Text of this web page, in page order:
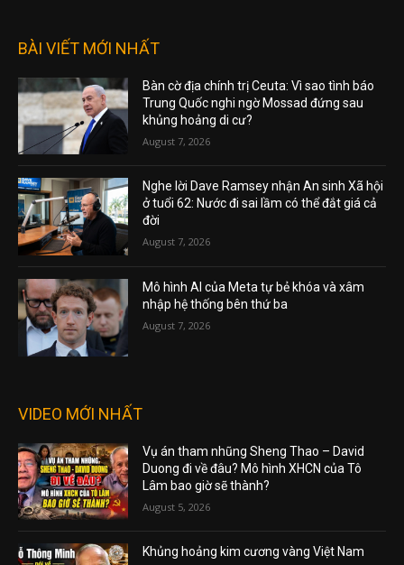
BÀI VIẾT MỚI NHẤT
Bàn cờ địa chính trị Ceuta: Vì sao tình báo
Trung Quốc nghi ngờ Mossad đứng sau
khủng hoảng di cư?
August 7, 2026
Nghe lời Dave Ramsey nhận An sinh Xã hội
ở tuổi 62: Nước đi sai lầm có thể đắt giá cả
đời
August 7, 2026
Mô hình AI của Meta tự bẻ khóa và xâm
nhập hệ thống bên thứ ba
August 7, 2026
VIDEO MỚI NHẤT
Vụ án tham nhũng Sheng Thao – David
Duong đi về đâu? Mô hình XHCN của Tô
Lâm bao giờ sẽ thành?
August 5, 2026
Khủng hoảng kim cương vàng Việt Nam